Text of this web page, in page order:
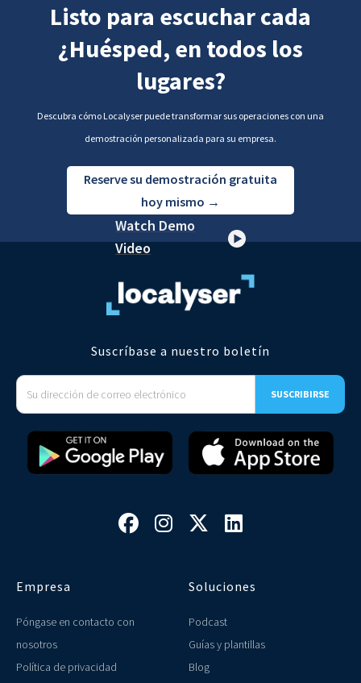
Listo para escuchar cada
¿Huésped, en todos los
lugares?
Descubra cómo Localyser puede transformar sus operaciones con una
demostración personalizada para su empresa.
Reserve su demostración gratuita
hoy mismo →
Watch Demo
Video
Suscríbase a nuestro boletín
   
Empresa
Póngase en contacto con
nosotros
Política de privacidad
Soluciones
Podcast
Guías y plantillas
Blog